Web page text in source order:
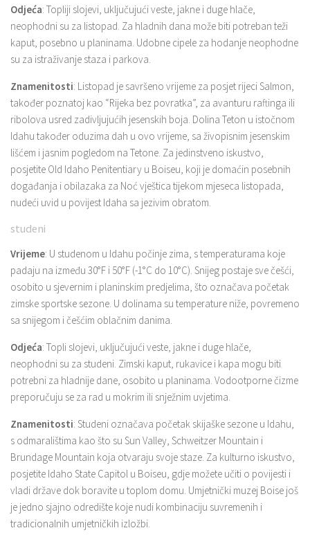
Odjeća: Topliji slojevi, uključujući veste, jakne i duge hlače,
neophodni su za listopad. Za hladnih dana može biti potreban teži
kaput, posebno u planinama. Udobne cipele za hodanje neophodne
su za istraživanje staza i parkova.
Znamenitosti: Listopad je savršeno vrijeme za posjet rijeci Salmon,
također poznatoj kao “Rijeka bez povratka”, za avanturu raftinga ili
ribolova usred zadivljujućih jesenskih boja. Dolina Teton u istočnom
Idahu također oduzima dah u ovo vrijeme, sa živopisnim jesenskim
lišćem i jasnim pogledom na Tetone. Za jedinstveno iskustvo,
posjetite Old Idaho Penitentiary u Boiseu, koji je domaćin posebnih
događanja i obilazaka za Noć vještica tijekom mjeseca listopada,
nudeći uvid u povijest Idaha sa jezivim obratom.
studeni
Vrijeme: U studenom u Idahu počinje zima, s temperaturama koje
padaju na između 30°F i 50°F (-1°C do 10°C). Snijeg postaje sve češći,
osobito u sjevernim i planinskim predjelima, što označava početak
zimske sportske sezone. U dolinama su temperature niže, povremeno
sa snijegom i češćim oblačnim danima.
Odjeća: Topli slojevi, uključujući veste, jakne i duge hlače,
neophodni su za studeni. Zimski kaput, rukavice i kapa mogu biti
potrebni za hladnije dane, osobito u planinama. Vodootporne čizme
preporučuju se za rad u mokrim ili snježnim uvjetima.
Znamenitosti: Studeni označava početak skijaške sezone u Idahu,
s odmaralištima kao što su Sun Valley, Schweitzer Mountain i
Brundage Mountain koja otvaraju svoje staze. Za kulturno iskustvo,
posjetite Idaho State Capitol u Boiseu, gdje možete učiti o povijesti i
vladi države dok boravite u toplom domu. Umjetnički muzej Boise još
je jedno sjajno odredište koje nudi kombinaciju suvremenih i
tradicionalnih umjetničkih izložbi.